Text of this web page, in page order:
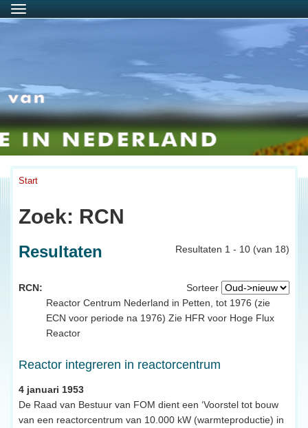
Menu
Start
Zoek: RCN
Resultaten 1 - 10 (van 18)
Resultaten
Sorteer
RCN:
Reactor Centrum Nederland in Petten, tot 1976 (zie
ECN voor periode na 1976) Zie HFR voor Hoge Flux
Reactor
Reactor integreren in reactorcentrum
4 januari 1953
De Raad van Bestuur van FOM dient een ‘Voorstel tot bouw
van een reactorcentrum van 10.000 kW (warmteproductie) in